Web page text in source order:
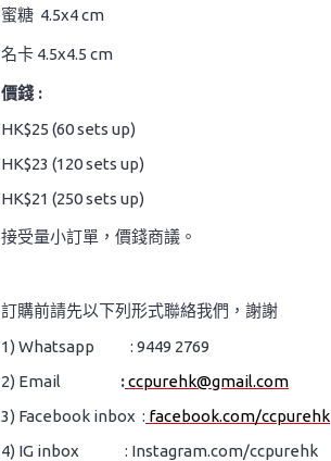
蜜糖 4.5x4 cm
名卡 4.5x4.5 cm
價錢 :
HK$25 (60 sets up)
HK$23 (120 sets up)
HK$21 (250 sets up)
接受量小訂單，價錢商議。
訂購前請先以下列形式聯絡我們，謝謝
1) Whatsapp : 9449 2769
2) Email
:ccpurehk@gmail.com
3) Facebook inbox : facebook.com/ccpurehk
4) IG inbox : Instagram.com/ccpurehk